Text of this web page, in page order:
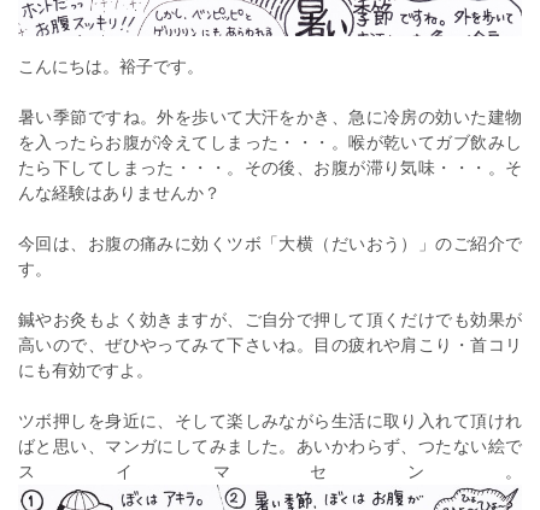
こんにちは。裕子です。
暑い季節ですね。外を歩いて大汗をかき、急に冷房の効いた建物
を入ったらお腹が冷えてしまった・・・。喉が乾いてガブ飲みし
たら下してしまった・・・。その後、お腹が滞り気味・・・。そ
んな経験はありませんか？
今回は、お腹の痛みに効くツボ「大横（だいおう）」のご紹介で
す。
鍼やお灸もよく効きますが、ご自分で押して頂くだけでも効果が
高いので、ぜひやってみて下さいね。目の疲れや肩こり・首コリ
にも有効ですよ。
ツボ押しを身近に、そして楽しみながら生活に取り入れて頂けれ
ばと思い、マンガにしてみました。あいかわらず、つたない絵で
スイマセン。